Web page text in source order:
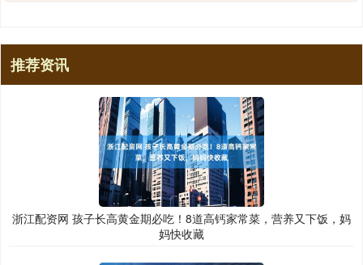
推荐资讯
浙江配资网 孩子长高黄金期必吃！8道高钙家常菜，营养又下饭，妈
妈快收藏